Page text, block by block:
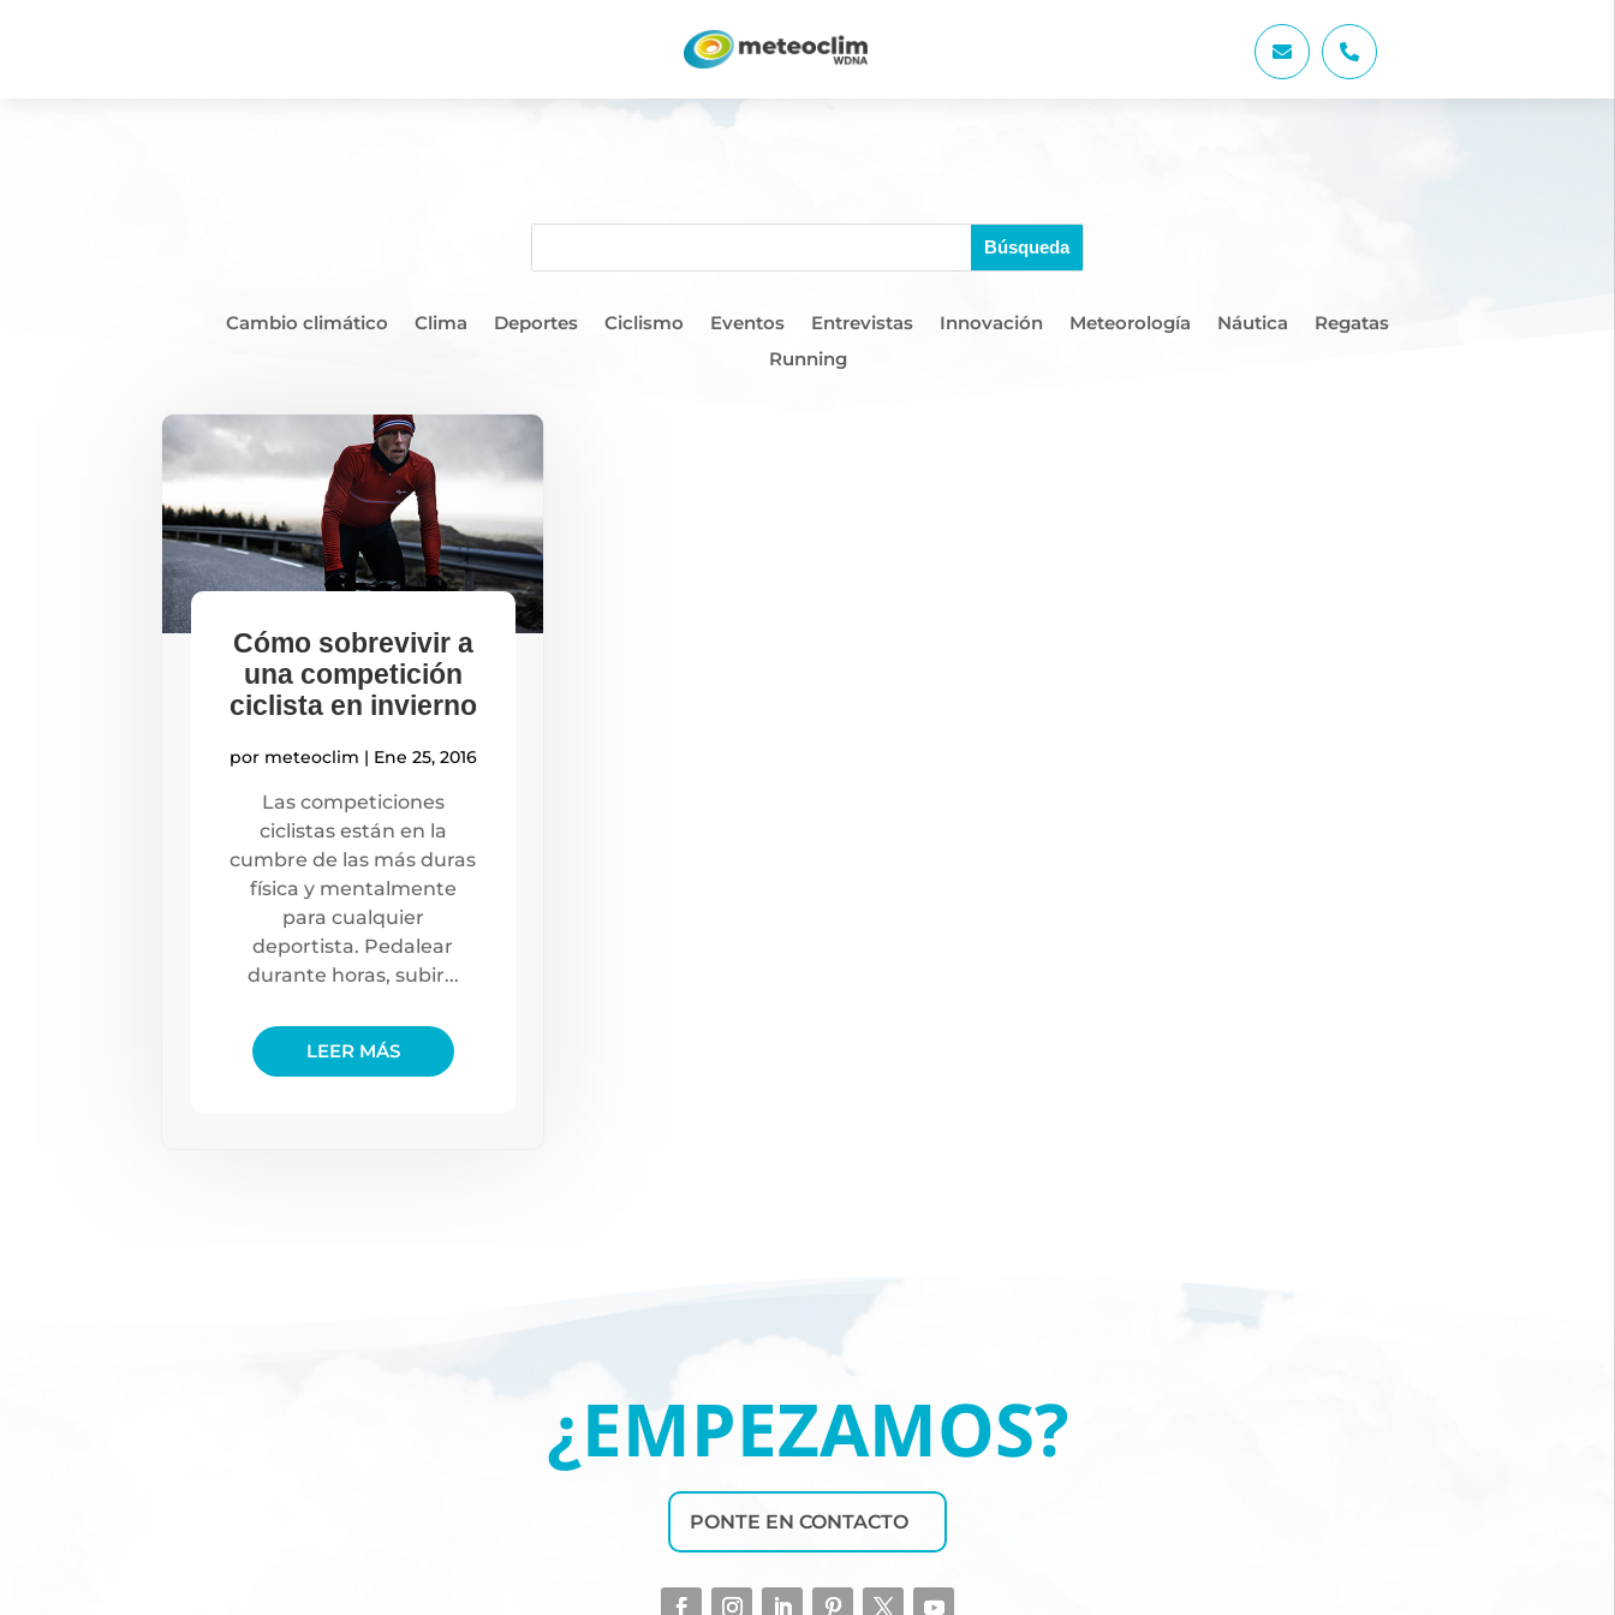
 
Cambio climático Clima Deportes Ciclismo Eventos Entrevistas Innovación Meteorología Náutica
Regatas
Running
Cómo sobrevivir a
una competición
ciclista en invierno
por meteoclim | Ene 25, 2016
Las competiciones
ciclistas están en la
cumbre de las más duras
física y mentalmente
para cualquier
deportista. Pedalear
durante horas, subir...
LEER MÁS
¿EMPEZAMOS?
PONTE EN CONTACTO